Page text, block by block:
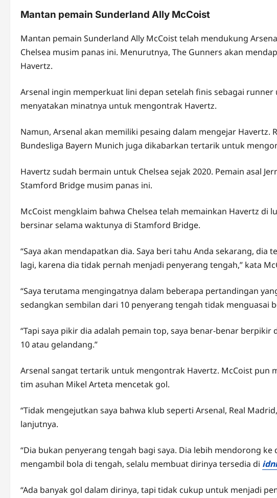
Mantan pemain Sunderland Ally McCoist
Mantan pemain Sunderland Ally McCoist telah mendukung
Chelsea musim panas ini. Menurutnya, The Gunners akan
Havertz.
Arsenal ingin memperkuat lini depan setelah finis sebagai runner
menyatakan minatnya untuk mengontrak Havertz.
Namun, Arsenal akan memiliki pesaing dalam mengejar Havertz.
Bundesliga Bayern Munich juga dikabarkan tertarik untuk
Havertz sudah bermain untuk Chelsea sejak 2020. Pemain asal
Stamford Bridge musim panas ini.
McCoist mengklaim bahwa Chelsea telah memainkan Havertz di
bersinar selama waktunya di Stamford Bridge.
“Saya akan mendapatkan dia. Saya beri tahu Anda sekarang,
lagi, karena dia tidak pernah menjadi penyerang tengah,” kata
“Saya terutama mengingatnya dalam beberapa pertandingan
sedangkan sembilan dari 10 penyerang tengah tidak menguasai
“Tapi saya pikir dia adalah pemain top, saya benar-benar
10 atau gelandang.”
Arsenal sangat tertarik untuk mengontrak Havertz. McCoist pun
tim asuhan Mikel Arteta mencetak gol.
“Tidak mengejutkan saya bahwa klub seperti Arsenal, Real
lanjutnya.
“Dia bukan penyerang tengah bagi saya. Dia lebih mendorong
mengambil bola di tengah, selalu membuat dirinya tersedia di
“Ada banyak gol dalam dirinya, tapi tidak cukup untuk menjadi